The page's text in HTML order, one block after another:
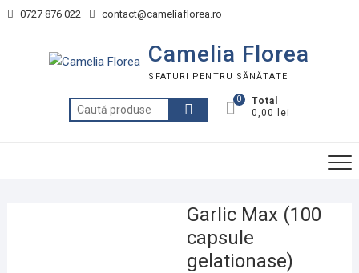
Skip 0727 876 022 contact@cameliaflorea.ro
Camelia Florea
SFATURI PENTRU SĂNĂTATE
Caută
după:
0
Total
0,00 lei
Garlic Max (100
capsule
gelationase)